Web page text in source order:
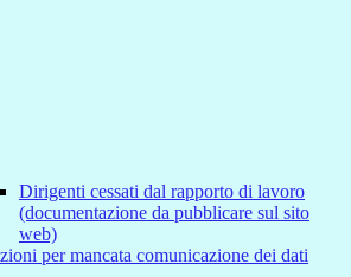
Dirigenti cessati dal rapporto di lavoro
(documentazione da pubblicare sul sito
web)
per mancata comunicazione dei dati